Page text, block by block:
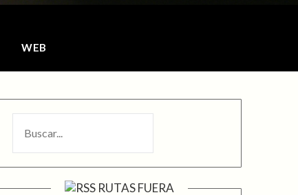
WEB
RUTAS FUERA